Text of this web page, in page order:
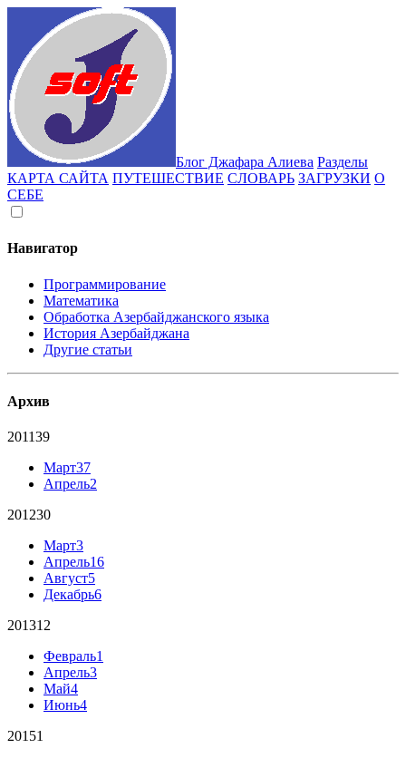
Блог Джафара Алиева Разделы
КАРТА САЙТА ПУТЕШЕСТВИЕ СЛОВАРЬ ЗАГРУЗКИ О
СЕБЕ
Навигатор
Программирование
Математика
Обработка Азербайджанского языка
История Азербайджана
Другие статьи
Архив
201139
Март37
Апрель2
201230
Март3
Апрель16
Август5
Декабрь6
201312
Февраль1
Апрель3
Май4
Июнь4
20151